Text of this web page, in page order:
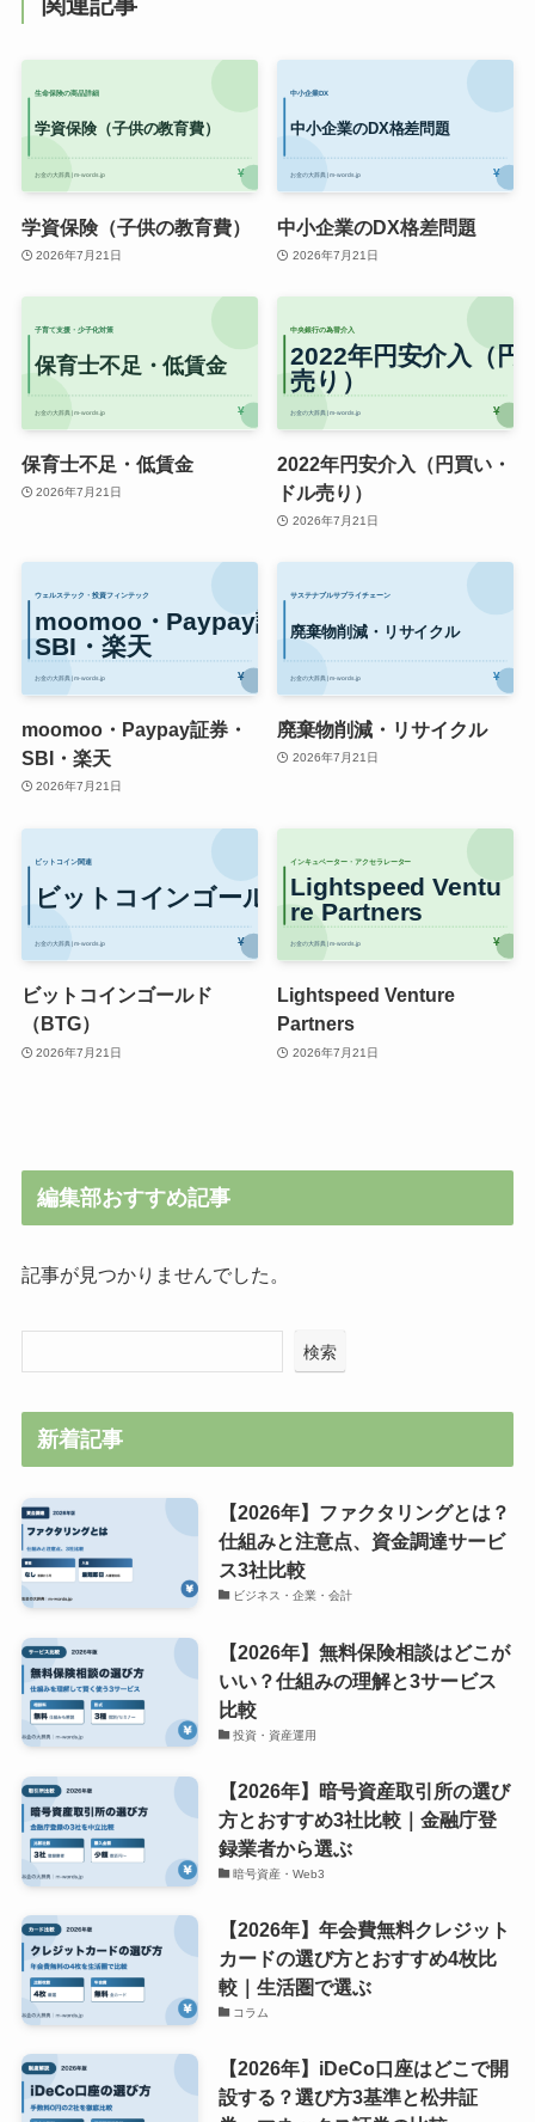
学資保険（子供の教育費）
2026年7月21日
中小企業のDX格差問題
2026年7月21日
保育士不足・低賃金
2026年7月21日
2022年円安介入（円買い・
ドル売り）
2026年7月21日
moomoo・Paypay証券・
SBI・楽天
2026年7月21日
廃棄物削減・リサイクル
2026年7月21日
ビットコインゴールド
（BTG）
2026年7月21日
Lightspeed Venture
Partners
2026年7月21日
編集部おすすめ記事
記事が見つかりませんでした。
検索
新着記事
【2026年】ファクタリングとは？
仕組みと注意点、資金調達サービ
ス3社比較
ビジネス・企業・会計
【2026年】無料保険相談はどこが
いい？仕組みの理解と3サービス
比較
投資・資産運用
【2026年】暗号資産取引所の選び
方とおすすめ3社比較｜金融庁登
録業者から選ぶ
暗号資産・Web3
【2026年】年会費無料クレジット
カードの選び方とおすすめ4枚比
較｜生活圏で選ぶ
コラム
【2026年】iDeCo口座はどこで開
設する？選び方3基準と松井証